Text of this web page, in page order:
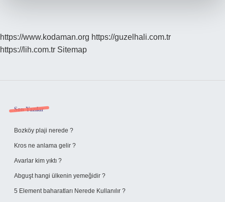
https://www.kodaman.org https://guzelhali.com.tr
https://lih.com.tr Sitemap
Sidebar
Son Yazılar
Bozköy plaji nerede ?
Kros ne anlama gelir ?
Avarlar kim yıktı ?
Abguşt hangi ülkenin yemeğidir ?
5 Element baharatları Nerede Kullanılır ?